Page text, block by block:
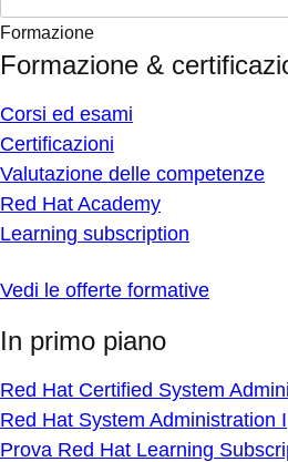
Formazione
Formazione &
Corsi ed esami
Certificazioni
Valutazione delle competenze
Red Hat Academy
Learning subscription
Vedi le offerte formative
In primo piano
Red Hat Certified System
Red Hat System Administration I
Prova Red Hat Learning